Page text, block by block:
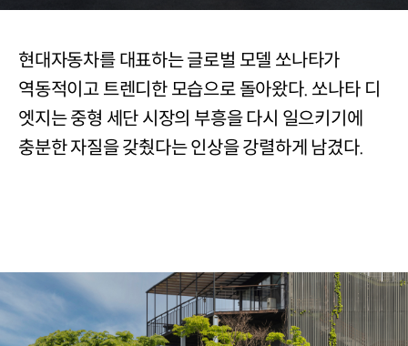
열림)
현대자동차를 대표하는 글로벌 모델 쏘나타가
역동적이고 트렌디한 모습으로 돌아왔다. 쏘나타 디
엣지는 중형 세단 시장의 부흥을 다시 일으키기에
충분한 자질을 갖췄다는 인상을 강렬하게 남겼다.